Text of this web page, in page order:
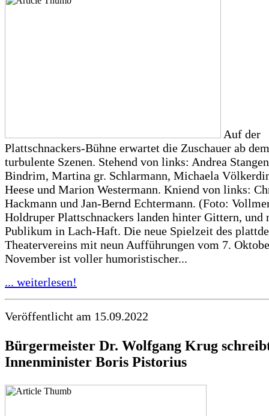
Auf der
Plattschnackers-Bühne erwartet die Zuschauer ab
turbulente Szenen. Stehend von links: Andrea
Bindrim, Martina gr. Schlarmann, Michaela
Heese und Marion Westermann. Kniend von links:
Hackmann und Jan-Bernd Echtermann. (Foto:
Holdruper Plattschnackers landen hinter Gittern, und
Publikum in Lach-Haft. Die neue Spielzeit des
Theatervereins mit neun Aufführungen vom 7.
November ist voller humoristischer...
... weiterlesen!
Veröffentlicht am 15.09.2022
Bürgermeister Dr. Wolfgang Krug
Innenminister Boris Pistorius